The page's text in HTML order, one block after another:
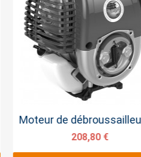
Aperçu rapide
208,80 €